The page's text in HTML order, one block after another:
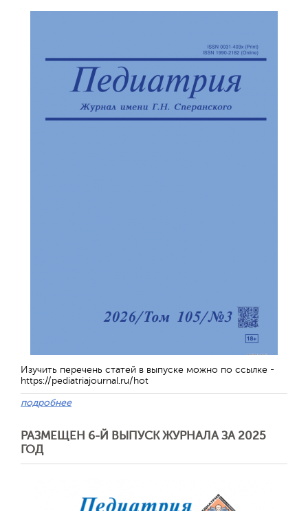
Изучить перечень статей в выпуске можно по ссылке -
https://pediatriajournal.ru/hot
подробнее
РАЗМЕЩЕН 6-Й ВЫПУСК ЖУРНАЛА ЗА 2025
ГОД